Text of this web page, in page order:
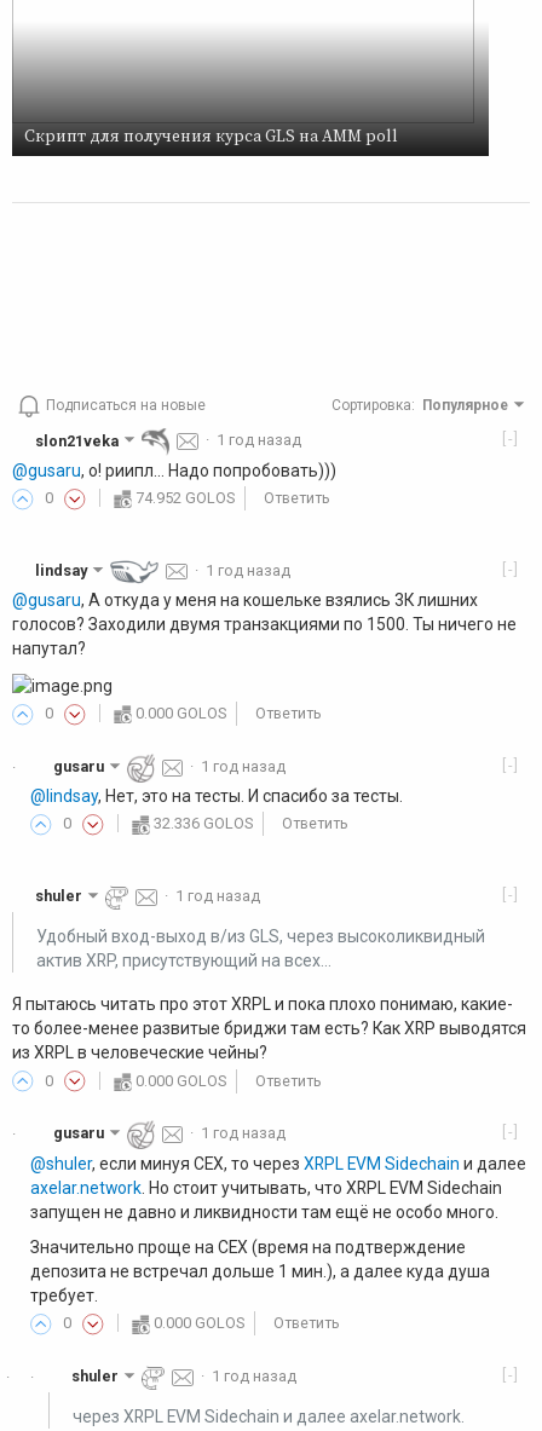
Скрипт для получения курса GLS на AMM poll
Подписаться на новые Сортировка: Популярное
[-]
slon21veka · 1 год назад
@gusaru, о! риипл... Надо попробовать)))
0 74.952 GOLOS Ответить
[-]
lindsay · 1 год назад
@gusaru, А откуда у меня на кошельке взялись 3К лишних
голосов? Заходили двумя транзакциями по 1500. Ты ничего не
напутал?
0 0.000 GOLOS Ответить
· [-]
gusaru · 1 год назад
@lindsay, Нет, это на тесты. И спасибо за тесты.
0 32.336 GOLOS Ответить
[-]
shuler · 1 год назад
Удобный вход-выход в/из GLS, через высоколиквидный
актив XRP, присутствующий на всех...
Я пытаюсь читать про этот XRPL и пока плохо понимаю, какие-
то более-менее развитые бриджи там есть? Как XRP выводятся
из XRPL в человеческие чейны?
0 0.000 GOLOS Ответить
· [-]
gusaru · 1 год назад
@shuler, если минуя CEX, то через XRPL EVM Sidechain и далее
axelar.network . Но стоит учитывать, что XRPL EVM Sidechain
запущен не давно и ликвидности там ещё не особо много.
Значительно проще на CEX (время на подтверждение
депозита не встречал дольше 1 мин.), а далее куда душа
требует.
0 0.000 GOLOS Ответить
·
· [-]
shuler · 1 год назад
через XRPL EVM Sidechain и далее axelar.network.